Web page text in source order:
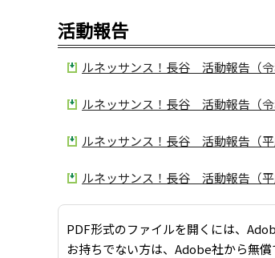
活動報告
ルネッサンス！長谷 活動報告（令
ルネッサンス！長谷 活動報告（令
ルネッサンス！長谷 活動報告（平
ルネッサンス！長谷 活動報告（平
PDF形式のファイルを開くには、
お持ちでない方は、Adobe社から無償